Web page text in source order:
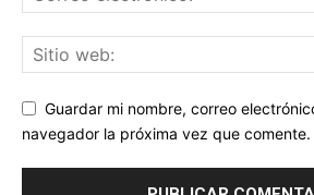
Guardar mi nombre, correo
navegador la próxima vez que comente.